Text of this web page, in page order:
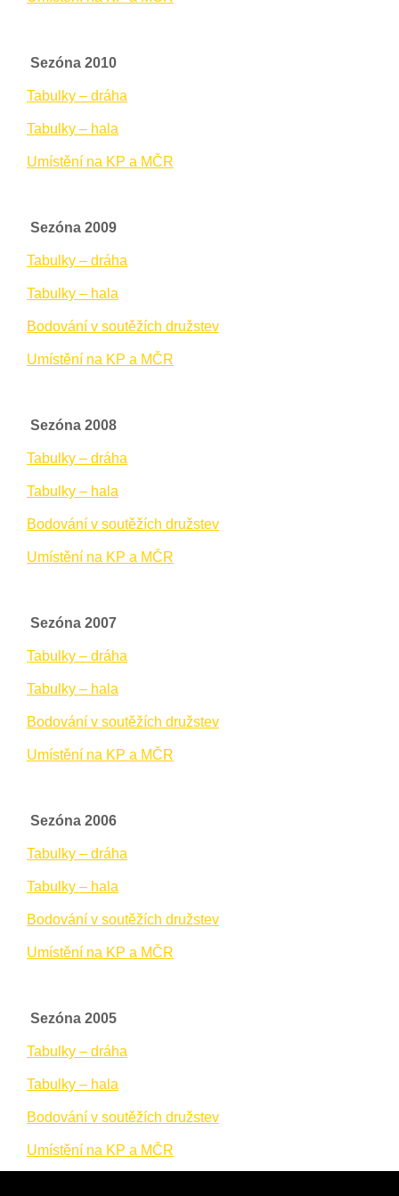
Sezóna 2010
Tabulky – dráha
Tabulky – hala
Umístění na KP a MČR
Sezóna 2009
Tabulky – dráha
Tabulky – hala
Bodování v soutěžích družstev
Umístění na KP a MČR
Sezóna 2008
Tabulky – dráha
Tabulky – hala
Bodování v soutěžích družstev
Umístění na KP a MČR
Sezóna 2007
Tabulky – dráha
Tabulky – hala
Bodování v soutěžích družstev
Umístění na KP a MČR
Sezóna 2006
Tabulky – dráha
Tabulky – hala
Bodování v soutěžích družstev
Umístění na KP a MČR
Sezóna 2005
Tabulky – dráha
Tabulky – hala
Bodování v soutěžích družstev
Umístění na KP a MČR